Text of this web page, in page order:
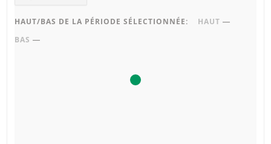
HAUT/BAS DE LA PÉRIODE SÉLECTIONNÉE: HAUT ―
BAS ―